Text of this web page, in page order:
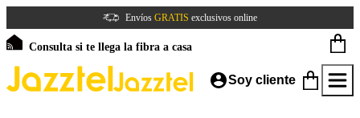
Envíos GRATIS exclusivos online
Consulta si te llega la fibra a casa
Soy cliente